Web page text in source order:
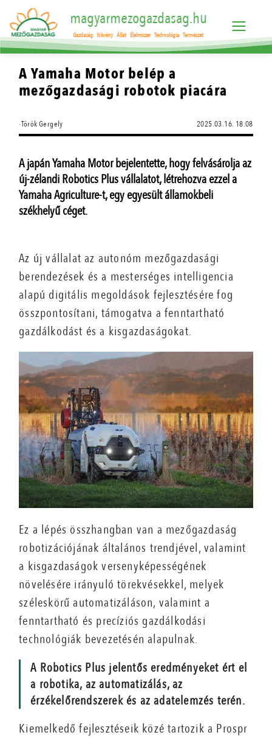
magyarmezogazdasag.hu
Gazdaság Növény Állat Élelmiszer Technológia Természet
A Yamaha Motor belép a
mezőgazdasági robotok piacára
·Török Gergely 2025.03.16. 18:08
A japán Yamaha Motor bejelentette, hogy felvásárolja az
új-zélandi Robotics Plus vállalatot, létrehozva ezzel a
Yamaha Agriculture-t, egy egyesült államokbeli
székhelyű céget.
Az új vállalat az autonóm mezőgazdasági
berendezések és a mesterséges intelligencia
alapú digitális megoldások fejlesztésére fog
összpontosítani, támogatva a fenntartható
gazdálkodást és a kisgazdaságokat.
Ez a lépés összhangban van a mezőgazdaság
robotizációjának általános trendjével, valamint
a kisgazdaságok versenyképességének
növelésére irányuló törekvésekkel, melyek
széleskörű automatizáláson, valamint a
fenntartható és precíziós gazdálkodási
technológiák bevezetésén alapulnak.
A Robotics Plus jelentős eredményeket ért el
a robotika, az automatizálás, az
érzékelőrendszerek és az adatelemzés terén.
Kiemelkedő fejlesztéseik közé tartozik a Prospr